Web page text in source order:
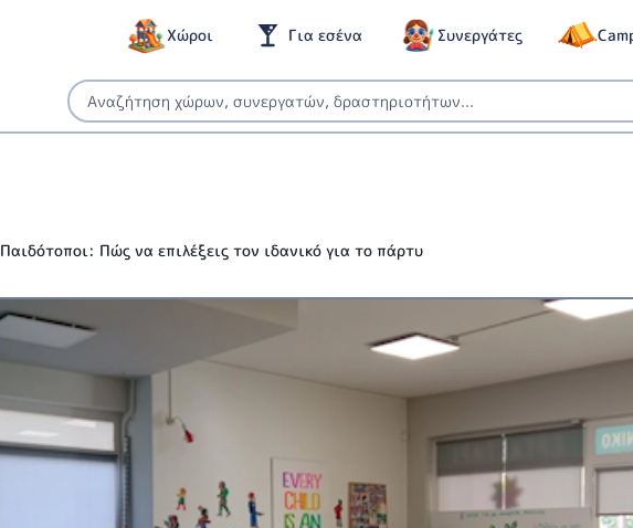
Χώροι Για εσένα Συνεργάτες
Παιδότοποι: Πώς να επιλέξεις τον ιδανικό για το πάρτυ